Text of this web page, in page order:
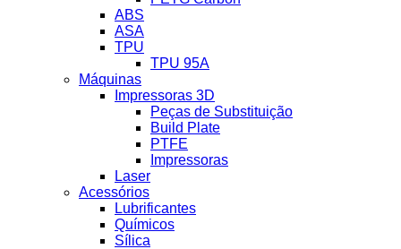
ABS
ASA
TPU
TPU 95A
Máquinas
Impressoras 3D
Peças de Substituição
Build Plate
PTFE
Impressoras
Laser
Acessórios
Lubrificantes
Químicos
Sílica